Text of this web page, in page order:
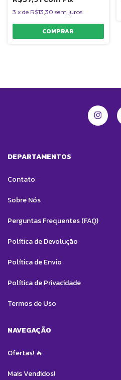
3 x de R$13,30 sem juros
DEPARTAMENTOS
Contato
Sobre Nós
Perguntas Frequentes (FAQ)
Política de Devolução
Política de Envio
Política de Privacidade
Termos de Uso
NAVEGAÇÃO
Ofertas! 🔥
Mais Vendidos!